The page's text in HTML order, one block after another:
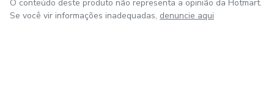
O conteúdo deste produto não representa a opinião da Hotmart.
Se você vir informações inadequadas, denuncie aqui